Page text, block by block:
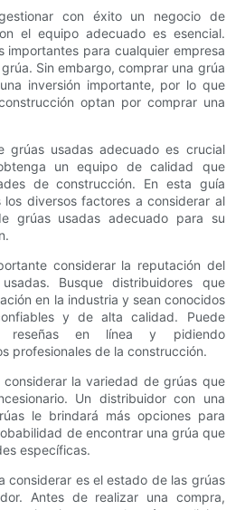
con éxito un negocio de
el equipo adecuado es esencial.
importantes para cualquier empresa
Sin embargo, comprar una grúa
inversión importante, por lo que
optan por comprar una
grúas usadas adecuado es crucial
un equipo de calidad que
de construcción. En esta guía
los diversos factores a considerar al
grúas usadas adecuado para su
considerar la reputación del
Busque distribuidores que
en la industria y sean conocidos
y de alta calidad. Puede
reseñas en línea y pidiendo
profesionales de la construcción.
la variedad de grúas que
Un distribuidor con una
le brindará más opciones para
de encontrar una grúa que
específicas.
considerar es el estado de las grúas
Antes de realizar una compra,